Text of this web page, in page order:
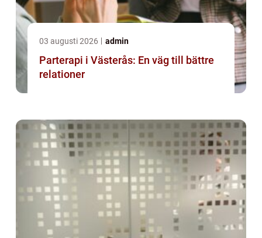
03 augusti 2026 admin
Parterapi i Västerås: En väg till bättre
relationer